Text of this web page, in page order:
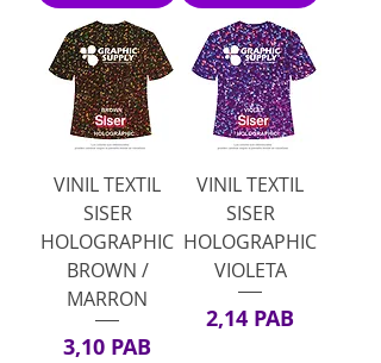
VINIL TEXTIL
SISER
HOLOGRAPHIC
BROWN /
MARRON
Precio
3,10 PAB
VINIL TEXTIL
SISER
HOLOGRAPHIC
VIOLETA
Precio
2,14 PAB